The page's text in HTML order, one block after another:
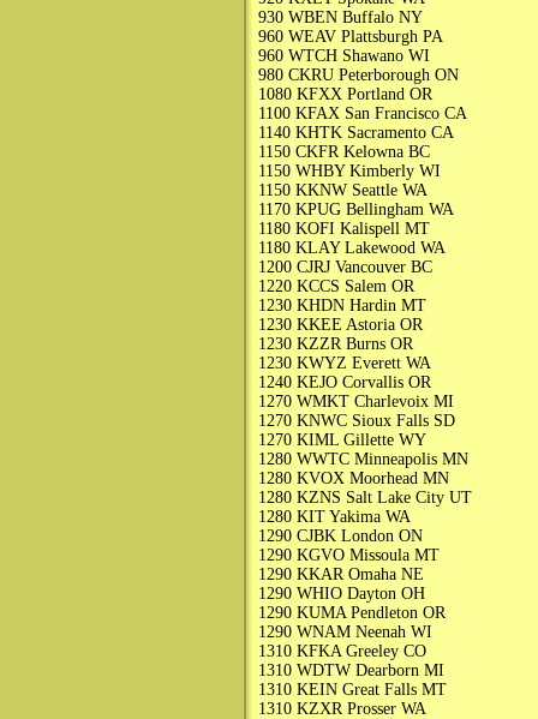
930 WBEN Buffalo NY
960 WEAV Plattsburgh PA
960 WTCH Shawano WI
980 CKRU Peterborough ON
1080 KFXX Portland OR
1100 KFAX San Francisco CA
1140 KHTK Sacramento CA
1150 CKFR Kelowna BC
1150 WHBY Kimberly WI
1150 KKNW Seattle WA
1170 KPUG Bellingham WA
1180 KOFI Kalispell MT
1180 KLAY Lakewood WA
1200 CJRJ Vancouver BC
1220 KCCS Salem OR
1230 KHDN Hardin MT
1230 KKEE Astoria OR
1230 KZZR Burns OR
1230 KWYZ Everett WA
1240 KEJO Corvallis OR
1270 WMKT Charlevoix MI
1270 KNWC Sioux Falls SD
1270 KIML Gillette WY
1280 WWTC Minneapolis MN
1280 KVOX Moorhead MN
1280 KZNS Salt Lake City UT
1280 KIT Yakima WA
1290 CJBK London ON
1290 KGVO Missoula MT
1290 KKAR Omaha NE
1290 WHIO Dayton OH
1290 KUMA Pendleton OR
1290 WNAM Neenah WI
1310 KFKA Greeley CO
1310 WDTW Dearborn MI
1310 KEIN Great Falls MT
1310 KZXR Prosser WA